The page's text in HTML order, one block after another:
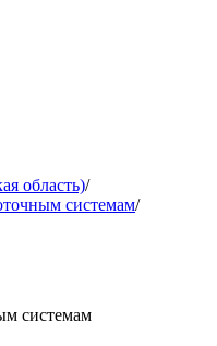
область)/
системам/
системам